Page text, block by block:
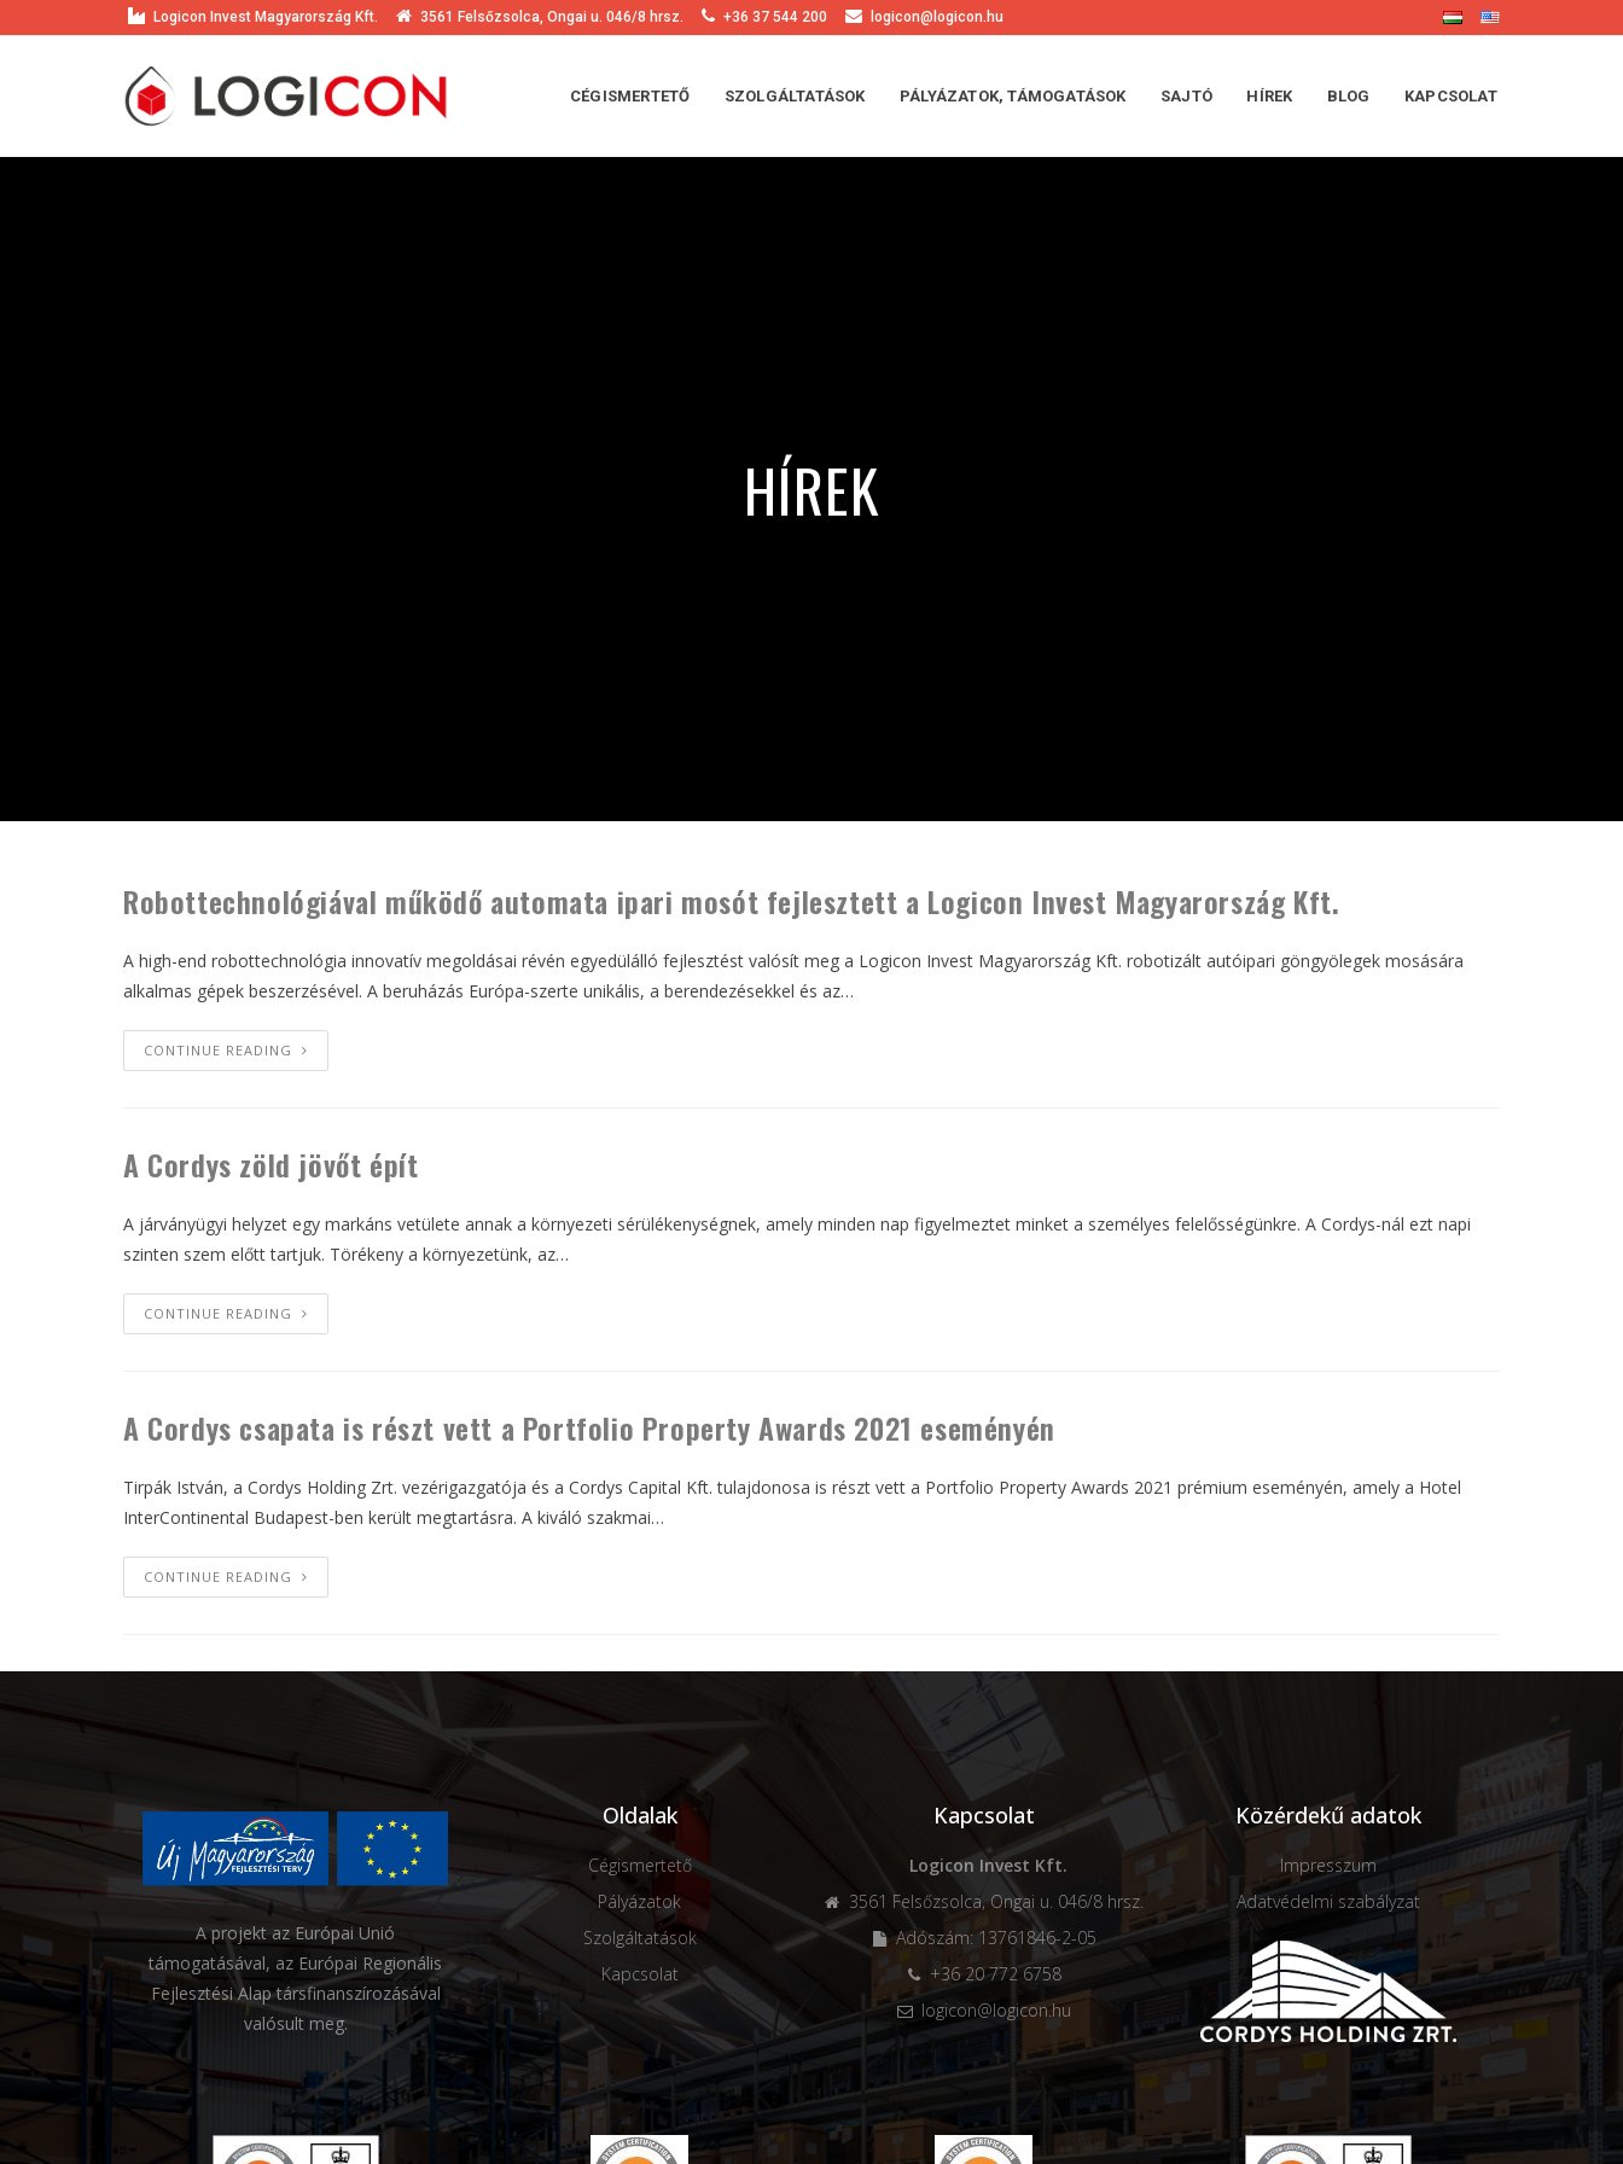
Logicon Invest Magyarország Kft. 3561 Felsőzsolca, Ongai u. 046/8 hrsz. +36 37 544 200 logicon@logicon.hu
CÉGISMERTETŐ SZOLGÁLTATÁSOK PÁLYÁZATOK, TÁMOGATÁSOK SAJTÓ HÍREK BLOG KAPCSOLAT
HÍREK
Robottechnológiával működő automata ipari mosót fejlesztett a Logicon Invest Magyarország Kft.
A high-end robottechnológia innovatív megoldásai révén egyedülálló fejlesztést valósít meg a Logicon Invest Magyarország Kft. robotizált autóipari göngyölegek mosására
alkalmas gépek beszerzésével. A beruházás Európa-szerte unikális, a berendezésekkel és az…
CONTINUE READING
A Cordys zöld jövőt épít
A járványügyi helyzet egy markáns vetülete annak a környezeti sérülékenységnek, amely minden nap figyelmeztet minket a személyes felelősségünkre. A Cordys-nál ezt napi
szinten szem előtt tartjuk. Törékeny a környezetünk, az…
CONTINUE READING
A Cordys csapata is részt vett a Portfolio Property Awards 2021 eseményén
Tirpák István, a Cordys Holding Zrt. vezérigazgatója és a Cordys Capital Kft. tulajdonosa is részt vett a Portfolio Property Awards 2021 prémium eseményén, amely a Hotel
InterContinental Budapest-ben került megtartásra. A kiváló szakmai…
CONTINUE READING
A projekt az Európai Unió
támogatásával, az Európai Regionális
Fejlesztési Alap társfinanszírozásával
valósult meg.
Oldalak
Cégismertető
Pályázatok
Szolgáltatások
Kapcsolat
Kapcsolat
Logicon Invest Kft.
3561 Felsőzsolca, Ongai u. 046/8 hrsz.
Adószám: 13761846-2-05
+36 20 772 6758
logicon@logicon.hu
Közérdekű adatok
Impresszum
Adatvédelmi szabályzat